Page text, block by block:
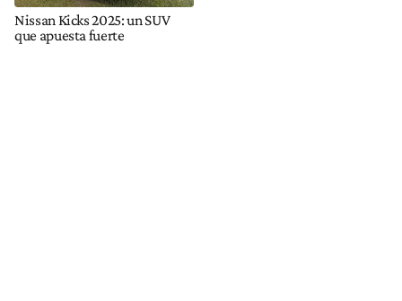
Nissan Kicks 2025: un SUV
que apuesta fuerte